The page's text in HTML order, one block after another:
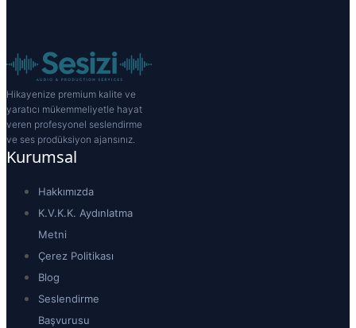
Hikayenize premium kalite ve
yaratıcı mükemmeliyetle hayat
veren profesyonel seslendirme
ve ses prodüksiyon ajansınız.
Kurumsal
Hakkımızda
K.V.K.K. Aydınlatma
Metni
Çerez Politikası
Blog
Seslendirme
Başvurusu